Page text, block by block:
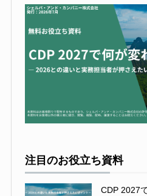
注目のお役立ち資料
CDP 2027